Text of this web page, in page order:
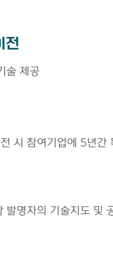
전
술 제공
시 참여기업에 5년간
발명자의 기술지도 및